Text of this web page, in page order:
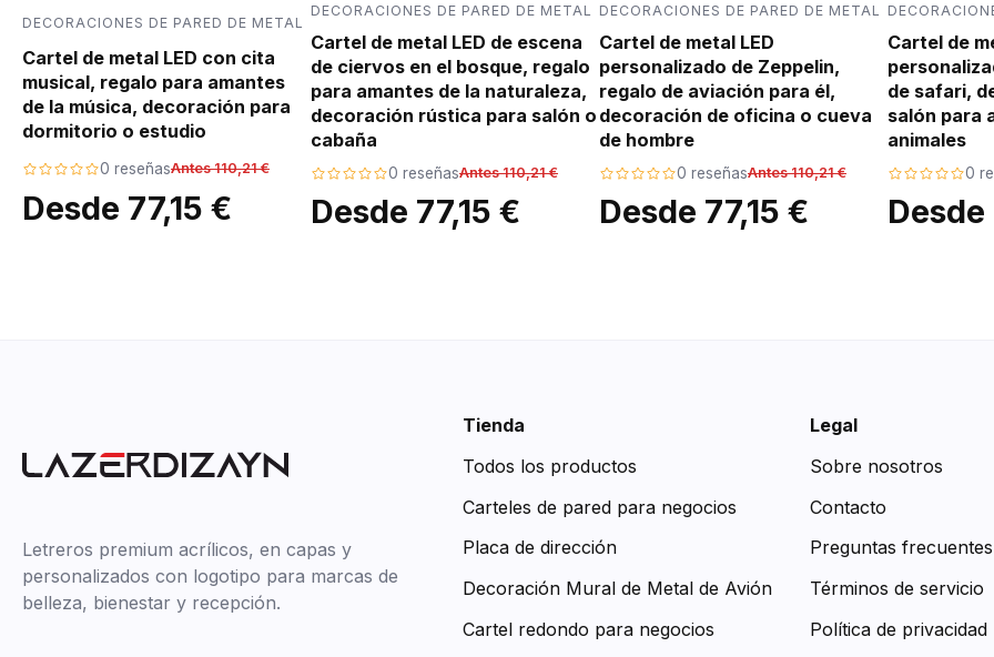
DECORACIONES DE PARED DE METAL
Cartel de metal LED con cita
musical, regalo para amantes
de la música, decoración para
dormitorio o estudio
0 reseñasAntes 110,21 €
Desde 77,15 €
DECORACIONES DE PARED DE METAL
Cartel de metal LED de escena
de ciervos en el bosque, regalo
para amantes de la naturaleza,
decoración rústica para salón o
cabaña
0 reseñasAntes 110,21 €
Desde 77,15 €
DECORACIONES DE PARED DE METAL
Cartel de metal LED
personalizado de Zeppelin,
regalo de aviación para él,
decoración de oficina o cueva
de hombre
0 reseñasAntes 110,21 €
Desde 77,15 €
Cartel de
de safari,
salón para
animales
0
Desde
Letreros premium acrílicos, en capas y
personalizados con logotipo para marcas de
belleza, bienestar y recepción.
Tienda
Todos los productos
Carteles de pared para negocios
Placa de dirección
Decoración Mural de Metal de Avión
Cartel redondo para negocios
Legal
Sobre nosotros
Contacto
Preguntas frecuentes
Términos de servicio
Política de privacidad